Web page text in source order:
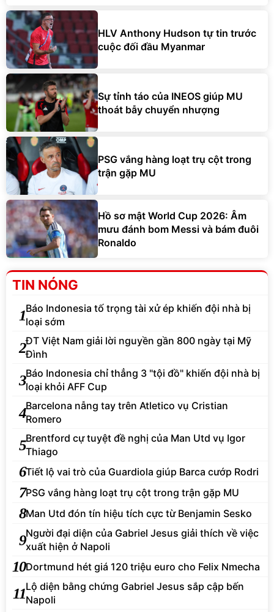
HLV Anthony Hudson tự tin trước
cuộc đối đầu Myanmar
Sự tỉnh táo của INEOS giúp MU
thoát bẫy chuyển nhượng
PSG vắng hàng loạt trụ cột trong
trận gặp MU
Hồ sơ mật World Cup 2026: Âm
mưu đánh bom Messi và bám đuôi
Ronaldo
TIN NÓNG
1Báo Indonesia tố trọng tài xử ép khiến đội nhà bị
loại sớm
2ĐT Việt Nam giải lời nguyền gần 800 ngày tại Mỹ
Đình
3Báo Indonesia chỉ thẳng 3 "tội đồ" khiến đội nhà bị
loại khỏi AFF Cup
4Barcelona nẫng tay trên Atletico vụ Cristian
Romero
5Brentford cự tuyệt đề nghị của Man Utd vụ Igor
Thiago
6Tiết lộ vai trò của Guardiola giúp Barca cướp Rodri
7PSG vắng hàng loạt trụ cột trong trận gặp MU
8Man Utd đón tín hiệu tích cực từ Benjamin Sesko
9Người đại diện của Gabriel Jesus giải thích về việc
xuất hiện ở Napoli
10Dortmund hét giá 120 triệu euro cho Felix Nmecha
11Lộ diện bằng chứng Gabriel Jesus sắp cập bến
Napoli